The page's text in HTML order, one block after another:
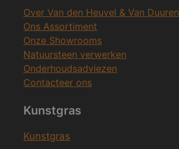
Over Van den Heuvel & Van Duuren
Ons Assortiment
Onze Showrooms
Natuursteen verwerken
Onderhoudsadviezen
Contacteer ons
Kunstgras
Kunstgras